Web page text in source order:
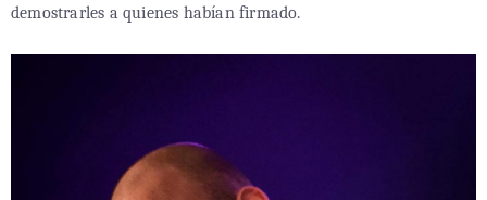
demostrarles a quienes habían firmado.